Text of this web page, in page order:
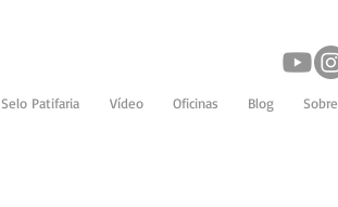
Selo Patifaria Vídeo Oficinas Blog Sobre